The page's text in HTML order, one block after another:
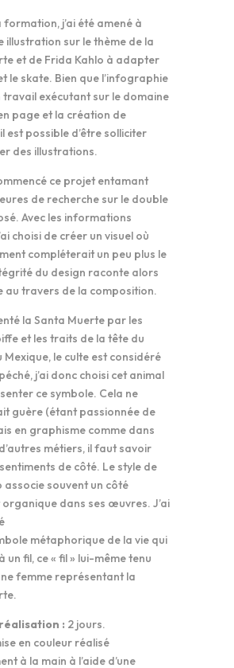
formation, j’ai été amené à
illustration sur le thème de la
et de Frida Kahlo à adapter
le skate. Bien que l’infographie
travail exécutant sur le domaine
page et la création de
est possible d’être solliciter
des illustrations.
ce projet entamant
de recherche sur le double
Avec les informations
choisi de créer un visuel où
compléterait un peu plus le
du design raconte alors
au travers de la composition.
la Santa Muerte par les
et les traits de la tête du
Mexique, le culte est considéré
j’ai donc choisi cet animal
ce symbole. Cela ne
guère (étant passionnée de
en graphisme comme dans
métiers, il faut savoir
de côté. Le style de
associe souvent un côté
dans ses œuvres. J’ai
métaphorique de la vie qui
un fil, ce « fil » lui-même tenu
femme représentant la
: 2 jours.
en couleur réalisé
à la main à l’aide d’une